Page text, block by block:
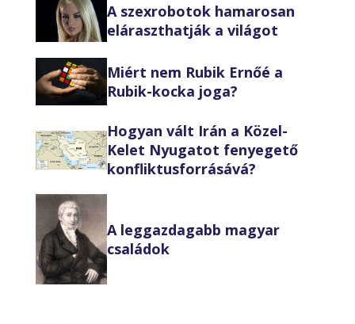
A szexrobotok hamarosan
eláraszthatják a világot
Miért nem Rubik Ernőé a
Rubik-kocka joga?
Hogyan vált Irán a Közel-
Kelet Nyugatot fenyegető
konfliktusforrásává?
A leggazdagabb magyar
családok